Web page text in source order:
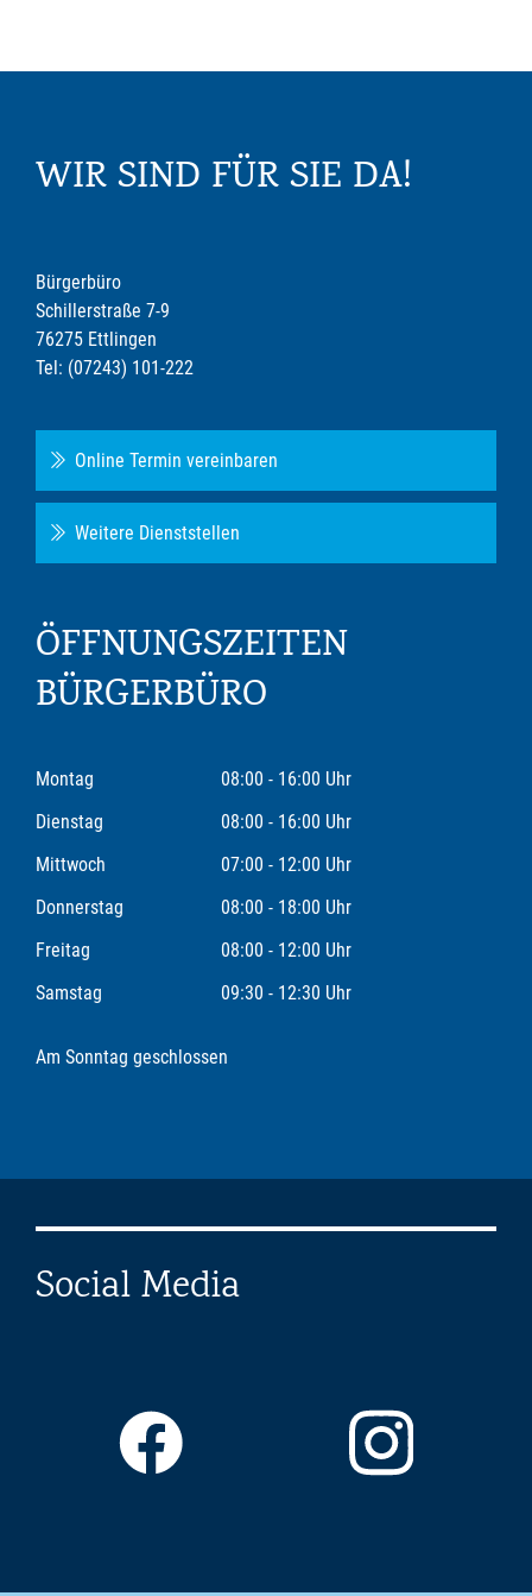
WIR SIND FÜR SIE DA!
Bürgerbüro
Schillerstraße 7-9
76275 Ettlingen
Tel: (07243) 101-222
Online Termin vereinbaren
Weitere Dienststellen
ÖFFNUNGSZEITEN
BÜRGERBÜRO
Montag
08:00 - 16:00 Uhr
Dienstag
08:00 - 16:00 Uhr
Mittwoch
07:00 - 12:00 Uhr
Donnerstag
08:00 - 18:00 Uhr
Freitag
08:00 - 12:00 Uhr
Samstag
09:30 - 12:30 Uhr
Am Sonntag geschlossen
Social Media